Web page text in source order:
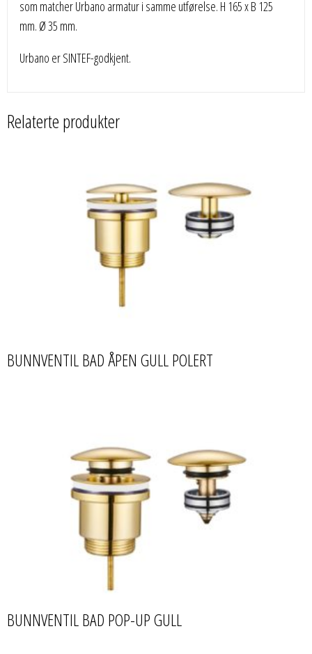
som matcher Urbano armatur i samme utførelse. H 165 x B 125
mm. Ø 35 mm.
Urbano er SINTEF-godkjent.
Relaterte produkter
BUNNVENTIL BAD ÅPEN GULL POLERT
BUNNVENTIL BAD POP-UP GULL